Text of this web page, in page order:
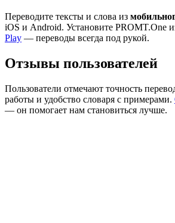
Переводите тексты и слова из
iOS и Android. Установите PROMT.One
Play — переводы всегда под рукой.
Отзывы пользователей
Пользователи отмечают точность
работы и удобство словаря с примерами.
— он помогает нам становиться лучше.